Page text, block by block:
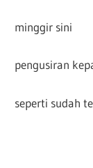
minggir sini
pengusiran
seperti sudah